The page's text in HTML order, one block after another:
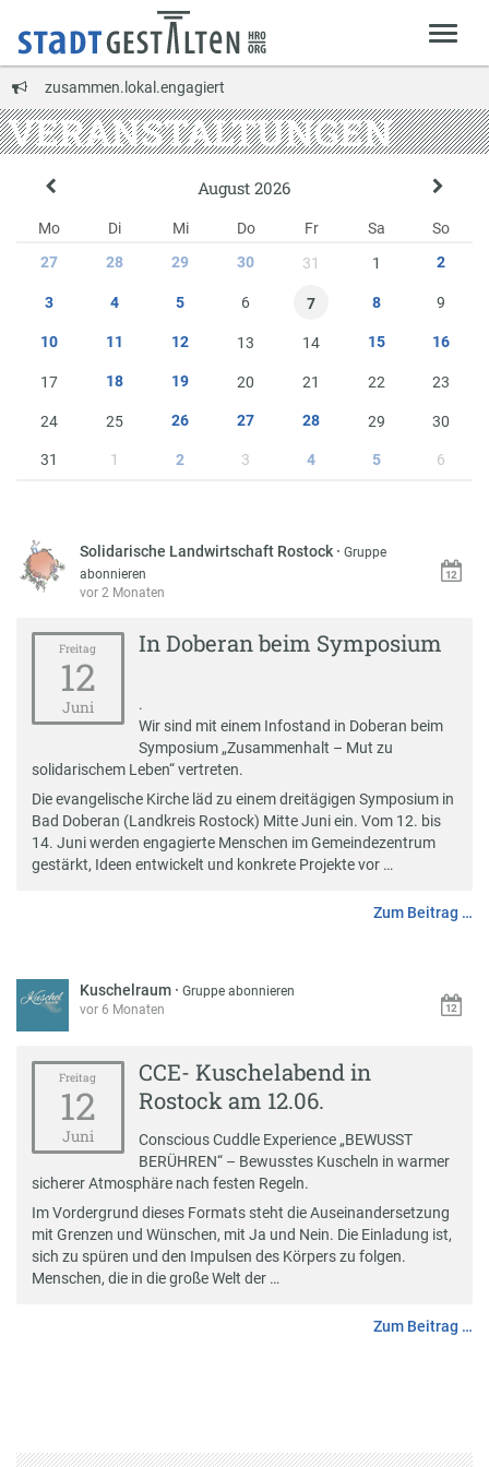
zusammen.lokal.engagiert
VERANSTALTUNGEN
August 2026
Mo Di Mi Do Fr Sa
So
27
28 29 30 31 1 2
3 4 5 6 7 8 9
10 11 12 13 14 15 16
17 18 19 20 21 22 23
24 25 26 27 28 29 30
31 1 2 3 4 5 6
Solidarische Landwirtschaft Rostock ·Gruppe
abonnieren
vor 2 Monaten
Freitag
12
Juni
In Doberan beim Symposium
.
Wir sind mit einem Infostand in Doberan beim
Symposium „Zusammenhalt – Mut zu
solidarischem Leben“vertreten.
Die evangelische Kirche läd zu einem dreitägigen Symposium in
Bad Doberan (Landkreis Rostock) Mitte Juni ein. Vom 12. bis
14. Juni werden engagierte Menschen im Gemeindezentrum
gestärkt, Ideen entwickelt und konkrete Projekte vor …
Zum Beitrag …
Kuschelraum ·Gruppe abonnieren
vor 6 Monaten
Freitag
12
Juni
CCE- Kuschelabend in
Rostock am 12.06.
Conscious Cuddle Experience „BEWUSST
BERÜHREN“ – Bewusstes Kuscheln in warmer
sicherer Atmosphäre nach festen Regeln.
Im Vordergrund dieses Formats steht die Auseinandersetzung
mit Grenzen und Wünschen, mit Ja und Nein. Die Einladung ist,
sich zu spüren und den Impulsen des Körpers zu folgen.
Menschen, die in die große Welt der …
Zum Beitrag …